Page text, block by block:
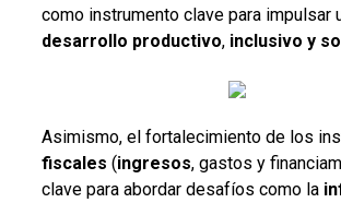
como instrumento clave para impulsar
desarrollo productivo, inclusivo y
Asimismo, el fortalecimiento de los
fiscales (ingresos, gastos y
clave para abordar desafíos como la